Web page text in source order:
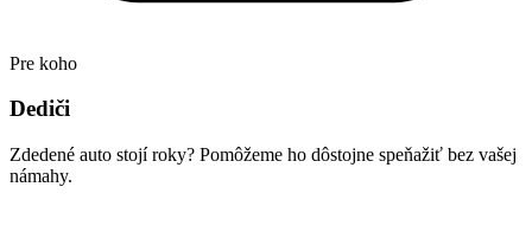
Pre koho
Dediči
Zdedené auto stojí roky? Pomôžeme ho dôstojne speňažiť bez vašej
námahy.